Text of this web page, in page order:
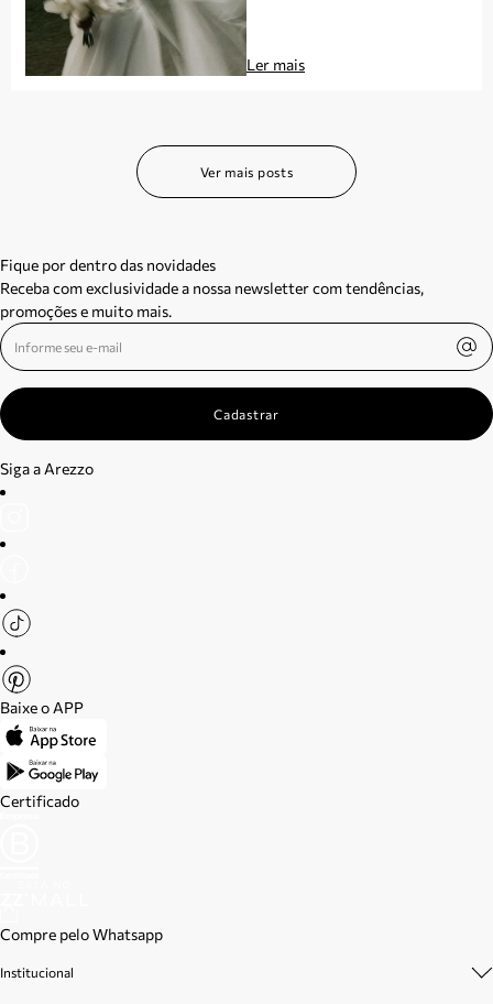
Ler mais
Ver mais posts
Fique por dentro das novidades
Receba com exclusividade a nossa newsletter com tendências,
promoções e muito mais.
Cadastrar
Siga a Arezzo
Baixe o APP
Certificado
Compre pelo Whatsapp
Institucional